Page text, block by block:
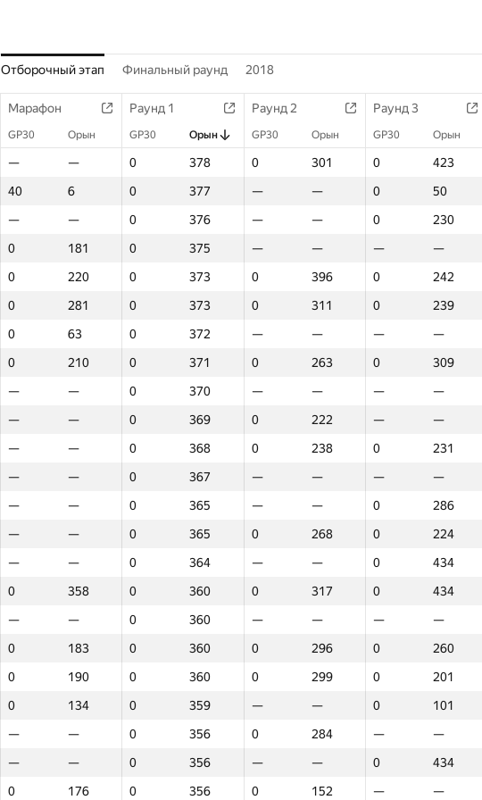
Отборочный этап Финальный раунд 2018
Марафон Раунд 1 Раунд 2 Раунд 3
GP30 Орын GP30 Орын GP30 Орын GP30 Орын
— — 0 378 0 301 0 423
40 6 0 377 — — 0 50
— — 0 376 — — 0 230
0 181 0 375 — — — —
0 220 0 373 0 396 0 242
0 281 0 373 0 311 0 239
0 63 0 372 — — — —
0 210 0 371 0 263 0 309
— — 0 370 — — — —
— — 0 369 0 222 — —
— — 0 368 0 238 0 231
— — 0 367 — — — —
— — 0 365 — — 0 286
— — 0 365 0 268 0 224
— — 0 364 — — 0 434
0 358 0 360 0 317 0 434
— — 0 360 — — — —
0 183 0 360 0 296 0 260
0 190 0 360 0 299 0 201
0 134 0 359 — — 0 101
— — 0 356 0 284 — —
— — 0 356 — — 0 434
0 176 0 356 0 152 — —
Раунд 1 Раунд 3
GP30 Орын GP30 Орын GP30 Орын